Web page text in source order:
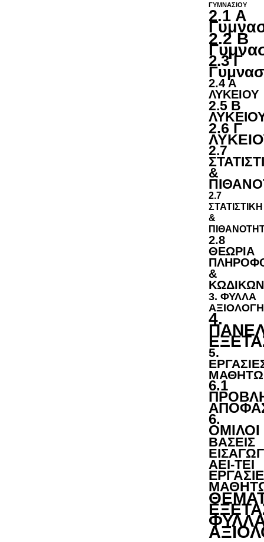
ΓΥΜΝΑΣΙΟΥ
2.1 Α
2.2 Β
2.3 Γ
2.4 Α
ΛΥΚΕΙΟΥ
2.5 Β
2.6 Γ
2.7
&
2.7
ΣΤΑΤΙΣΤΙΚΗ
&
2.8
ΘΕΩΡΙΑ
&
ΚΩΔΙΚΩΝ
3. ΦΥΛΛΑ
4.
5.
6.1
6.
ΟΜΙΛΟΙ
ΒΑΣΕΙΣ
ΑΕΙ-ΤΕΙ